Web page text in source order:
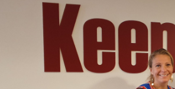
KUNDPORTAL